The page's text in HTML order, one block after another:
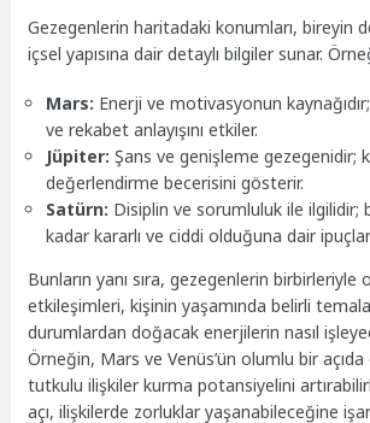
Gezegenlerin haritadaki konumları, bireyin
içsel yapısına dair detaylı bilgiler sunar.
Mars: Enerji ve motivasyonun
ve rekabet anlayışını etkiler.
Jüpiter: Şans ve genişleme gezegenidir;
değerlendirme becerisini gösterir.
Satürn: Disiplin ve sorumluluk ile ilgilidir;
kadar kararlı ve ciddi olduğuna dair
Bunların yanı sıra, gezegenlerin birbirleriyle
etkileşimleri, kişinin yaşamında belirli
durumlardan doğacak enerjilerin nasıl
Örneğin, Mars ve Venüs’ün olumlu bir açıda
tutkulu ilişkiler kurma potansiyelini
açı, ilişkilerde zorluklar yaşanabileceğine